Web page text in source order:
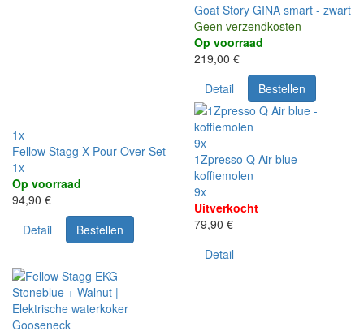
1x
Fellow Stagg X Pour-Over Set
1x
Op voorraad
94,90 €
Detail
Bestellen
Goat Story GINA smart - zwart
Geen verzendkosten
Op voorraad
219,00 €
Detail
Bestellen
9x
1Zpresso Q Air blue -
koffiemolen
9x
Uitverkocht
79,90 €
Detail